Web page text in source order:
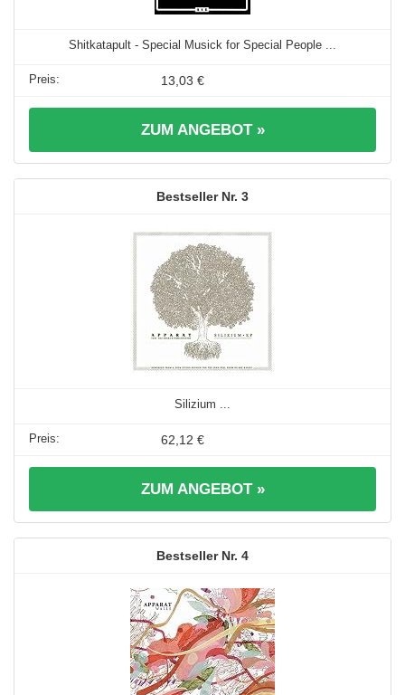
Shitkatapult - Special Musick for Special People ...
13,03 €
ZUM ANGEBOT »
3
Silizium ...
62,12 €
ZUM ANGEBOT »
4